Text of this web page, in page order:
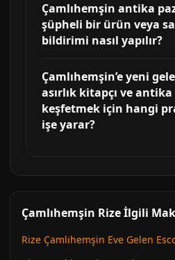
Çamlıhemşin antika
şüpheli bir ürün veya
bildirimi nasıl yapılır?
Çamlıhemşin’e yeni
asırlık kitapçı ve antika
keşfetmek için hangi
işe yarar?
Çamlıhemşin Rize İlgili
Rize Çamlıhemşin Eve Gelen